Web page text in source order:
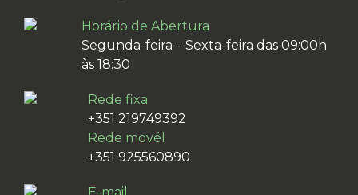
Horário de Abertura
Segunda-feira – Sexta-feira das 09:00h
às 18:30
Rede fixa
+351 219749392
Rede movél
+351 925560890